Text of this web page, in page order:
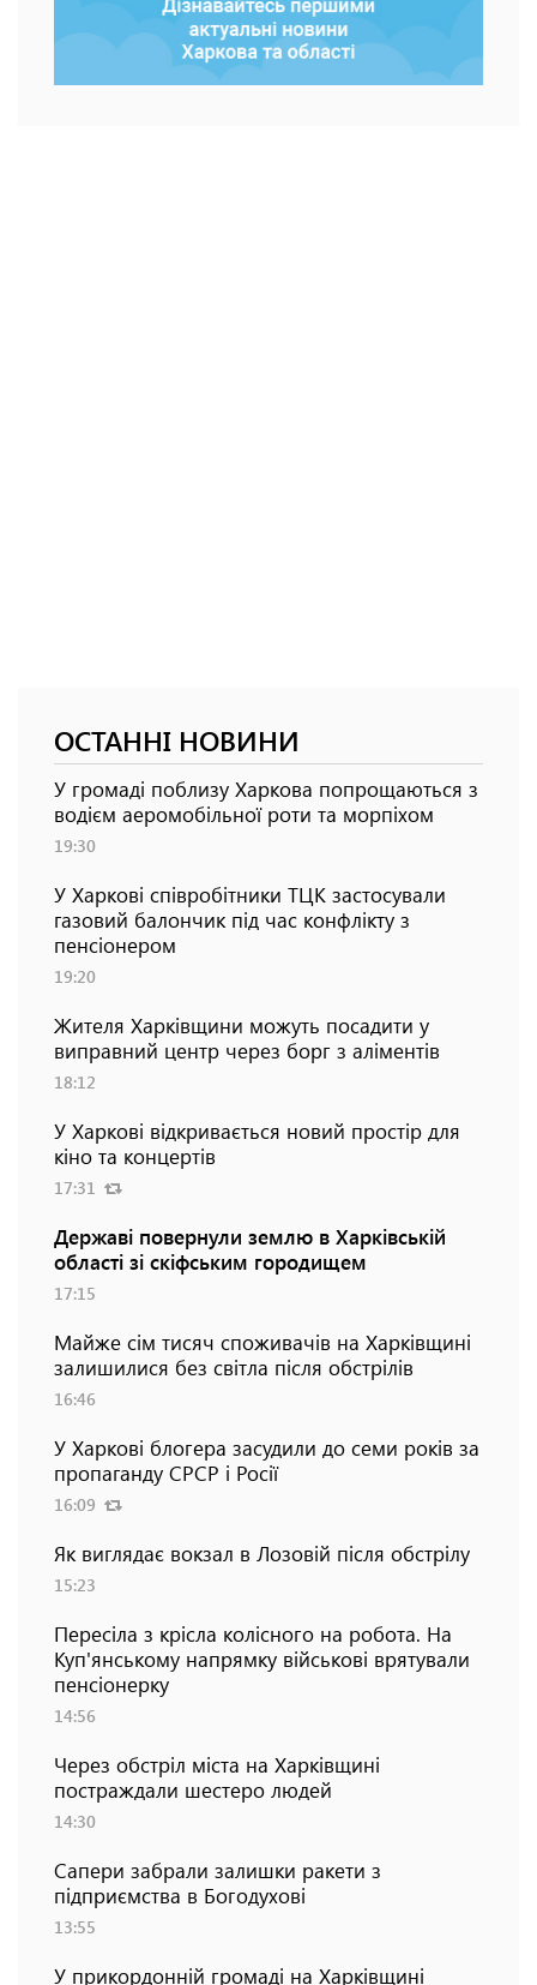
ОСТАННІ НОВИНИ
У громаді поблизу Харкова попрощаються з
водієм аеромобільної роти та морпіхом
19:30
У Харкові співробітники ТЦК застосували
газовий балончик під час конфлікту з
пенсіонером
19:20
Жителя Харківщини можуть посадити у
виправний центр через борг з аліментів
18:12
У Харкові відкривається новий простір для
кіно та концертів
17:31
Державі повернули землю в Харківській
області зі скіфським городищем
17:15
Майже сім тисяч споживачів на Харківщині
залишилися без світла після обстрілів
16:46
У Харкові блогера засудили до семи років за
пропаганду СРСР і Росії
16:09
Як виглядає вокзал в Лозовій після обстрілу
15:23
Пересіла з крісла колісного на робота. На
Куп'янському напрямку військові врятували
пенсіонерку
14:56
Через обстріл міста на Харківщині
постраждали шестеро людей
14:30
Сапери забрали залишки ракети з
підприємства в Богодухові
13:55
У прикордонній громаді на Харківщині